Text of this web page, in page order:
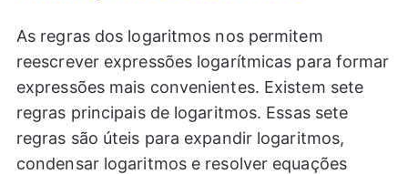
As regras dos logaritmos nos permitem
reescrever expressões logarítmicas para formar
expressões mais convenientes. Existem sete
regras principais de logaritmos. Essas sete
regras são úteis para expandir logaritmos,
condensar logaritmos e resolver equações